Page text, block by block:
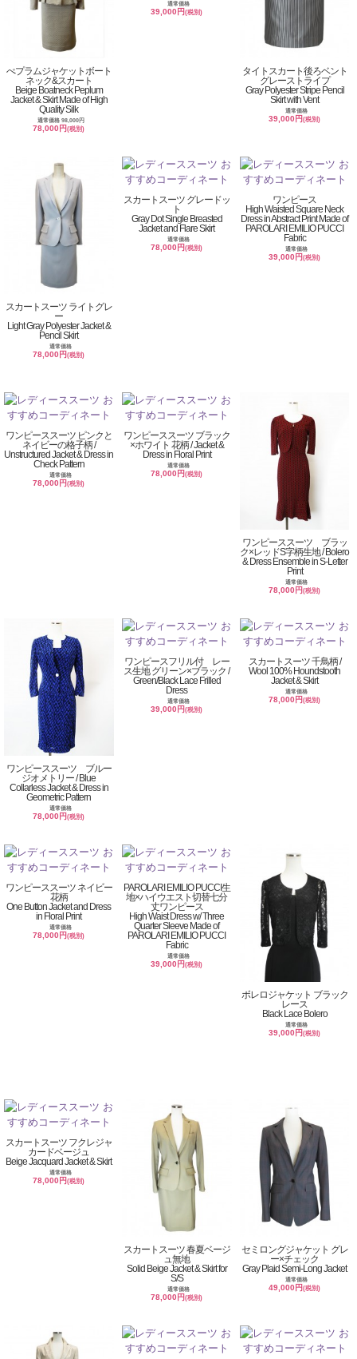
ぺプラムジャケットボート
ネック&スカート
Beige Boatneck Peplum
Jacket & Skirt Made of High
Quality Silk
通常価格 98,000円
78,000円(税別)
通常価格
39,000円(税別)
タイトスカート後ろベント
グレーストライプ
Gray Polyester Stripe Pencil
Skirt with Vent
通常価格
39,000円(税別)
スカートスーツ ライトグレ
ー
Light Gray Polyester Jacket &
Pencil Skirt
通常価格
78,000円(税別)
スカートスーツ グレードッ
ト
Gray Dot Single Breasted
Jacket and Flare Skirt
通常価格
78,000円(税別)
ワンピース
High Waisted Square Neck
Dress in Abstract Print Made of
PAROLARI EMILIO PUCCI
Fabric
通常価格
39,000円(税別)
ワンピーススーツ ピンクと
ネイビーの格子柄 /
Unstructured Jacket & Dress in
Check Pattern
通常価格
78,000円(税別)
ワンピーススーツ ブラック
×ホワイト 花柄 / Jacket &
Dress in Floral Print
通常価格
78,000円(税別)
ワンピーススーツ ブラッ
ク×レッドS字柄生地 / Bolero
& Dress Ensemble in S-Letter
Print
通常価格
78,000円(税別)
ワンピーススーツ ブルー
ジオメトリー / Blue
Collarless Jacket & Dress in
Geometric Pattern
通常価格
78,000円(税別)
ワンピースフリル付 レー
ス生地 グリーン×ブラック /
Green/Black Lace Frilled
Dress
通常価格
39,000円(税別)
スカートスーツ 千鳥柄 /
Wool 100% Houndstooth
Jacket & Skirt
通常価格
78,000円(税別)
ワンピーススーツ ネイビー
花柄
One Button Jacket and Dress
in Floral Print
通常価格
78,000円(税別)
PAROLARI EMILIO PUCCI生
地×ハイウエスト切替七分
丈ワンピース
High Waist Dress w/ Three
Quarter Sleeve Made of
PAROLARI EMILIO PUCCI
Fabric
通常価格
39,000円(税別)
ボレロジャケット ブラック
レース
Black Lace Bolero
通常価格
39,000円(税別)
スカートスーツ フクレジャ
カードベージュ
Beige Jacquard Jacket & Skirt
通常価格
78,000円(税別)
スカートスーツ 春夏ベージ
ュ無地
Solid Beige Jacket & Skirt for
S/S
通常価格
78,000円(税別)
セミロングジャケット グレ
ー×チェック
Gray Plaid Semi-Long Jacket
通常価格
49,000円(税別)